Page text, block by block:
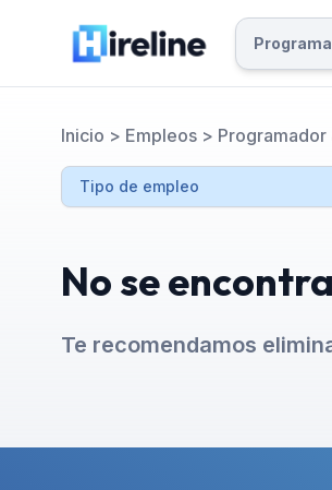
Inicio > Empleos > Programador
No se
Te recomendamos